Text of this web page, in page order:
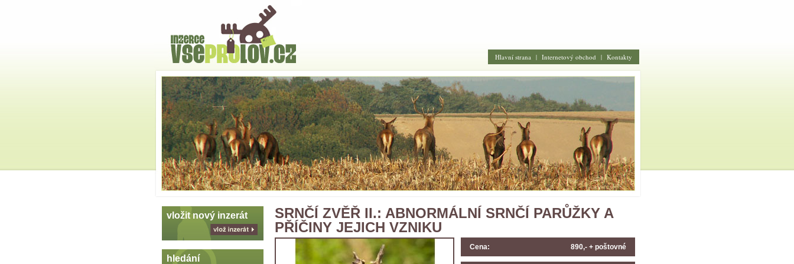
SRNČÍ ZVĚŘ II.: ABNORMÁLNÍ SRNČÍ PARŮŽKY A
PŘÍČINY JEJICH VZNIKU
Cena: 890,- + poštovné
vložit nový inzerát
vlož
hledání
strana
Skoč
Hlavní strana | Internetový obchod | Kontakty